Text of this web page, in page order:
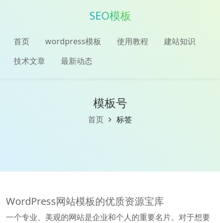
SEO模板
首页 wordpress模板 使用教程
建站知识
技术文章
最新动态
模板号
首页 标签
WordPress网站模板的优质资源宝库
一个专业、美观的网站是企业和个人的重要名片。对于想要